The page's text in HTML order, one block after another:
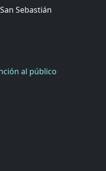
Sebastián
al público